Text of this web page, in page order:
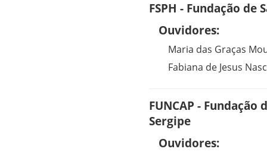
FSPH - Fundação
Ouvidores:
Maria das Graças
Fabiana de Jesus
FUNCAP -
Sergipe
Ouvidores: